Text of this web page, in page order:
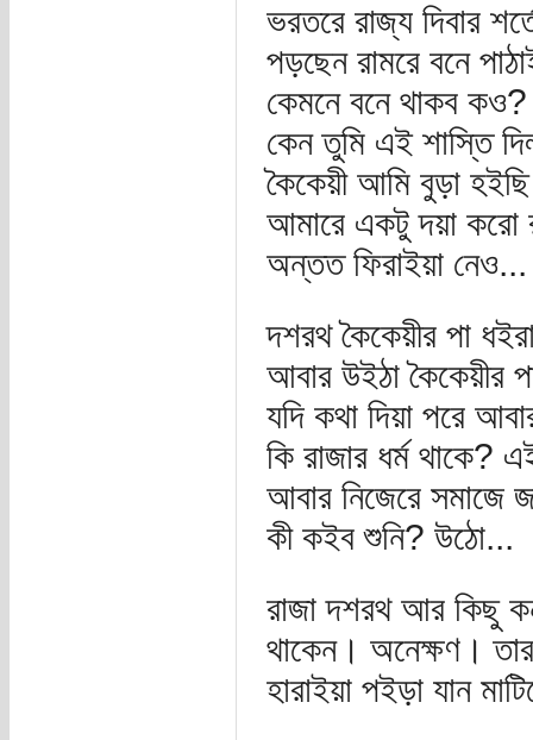
ভরতরে রাজ্য দিবার
পড়ছেন রামরে বনে
কেমনে বনে থাকব কও?
কেন তুমি এই শাস্তি
কৈকেয়ী আমি বুড়া
আমারে একটু দয়া করো
অন্তত ফিরাইয়া নেও...
দশরথ কৈকেয়ীর পা
আবার উইঠা কৈকেয়ীর
যদি কথা দিয়া পরে
কি রাজার ধর্ম থাকে?
আবার নিজেরে সমাজে
কী কইব শুনি? উঠো...
রাজা দশরথ আর কিছু
থাকেন। অনেক্ষণ।
হারাইয়া পইড়া যান